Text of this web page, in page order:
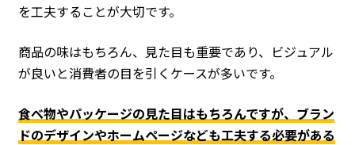
を工夫することが大切です。
商品の味はもちろん、見た目も重要であり、ビジュアル
が良いと消費者の目を引くケースが多いです。
食べ物やパッケージの見た目はもちろんですが、ブラン
ドのデザインやホームページなども工夫する必要がある